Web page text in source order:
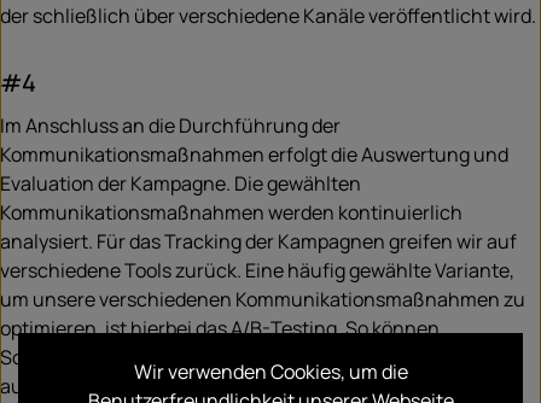
der schließlich über verschiedene Kanäle veröffentlicht wird.
#4
Im Anschluss an die Durchführung der
Kommunikationsmaßnahmen erfolgt die Auswertung und
Evaluation der Kampagne. Die gewählten
Kommunikationsmaßnahmen werden kontinuierlich
analysiert. Für das Tracking der Kampagnen greifen wir auf
verschiedene Tools zurück. Eine häufig gewählte Variante,
um unsere verschiedenen Kommunikationsmaßnahmen zu
optimieren, ist hierbei das A/B-Testing. So können
Schwachstellen in der Kampagne kontinuierlich
ausgebessert werden. Wichtig hierbei ist ein offener
Wir verwenden Cookies, um die